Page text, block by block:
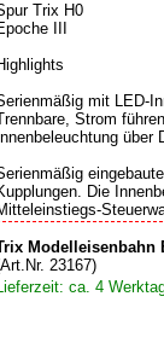
Trix H0
III
mit LED-
Strom
Innenbeleuchtung über
Die
Modelleisenbahn
23167)
ca. 4